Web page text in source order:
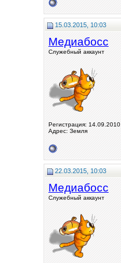
15.03.2015, 10:03
Медиабосс
Служебный аккаунт
Регистрация: 14.09.2010
Адрес: Земля
22.03.2015, 10:03
Медиабосс
Служебный аккаунт